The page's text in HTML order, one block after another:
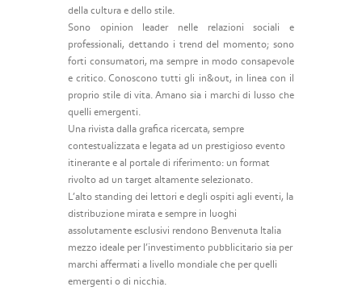
della cultura e dello stile.
Sono opinion leader nelle relazioni sociali e
professionali, dettando i trend del momento; sono
forti consumatori, ma sempre in modo consapevole
e critico. Conoscono tutti gli in&out, in linea con il
proprio stile di vita. Amano sia i marchi di lusso che
quelli emergenti.
Una rivista dalla grafica ricercata, sempre
contestualizzata e legata ad un prestigioso evento
itinerante e al portale di riferimento: un format
rivolto ad un target altamente selezionato.
L’alto standing dei lettori e degli ospiti agli eventi, la
distribuzione mirata e sempre in luoghi
assolutamente esclusivi rendono Benvenuta Italia
mezzo ideale per l’investimento pubblicitario sia per
marchi affermati a livello mondiale che per quelli
emergenti o di nicchia.